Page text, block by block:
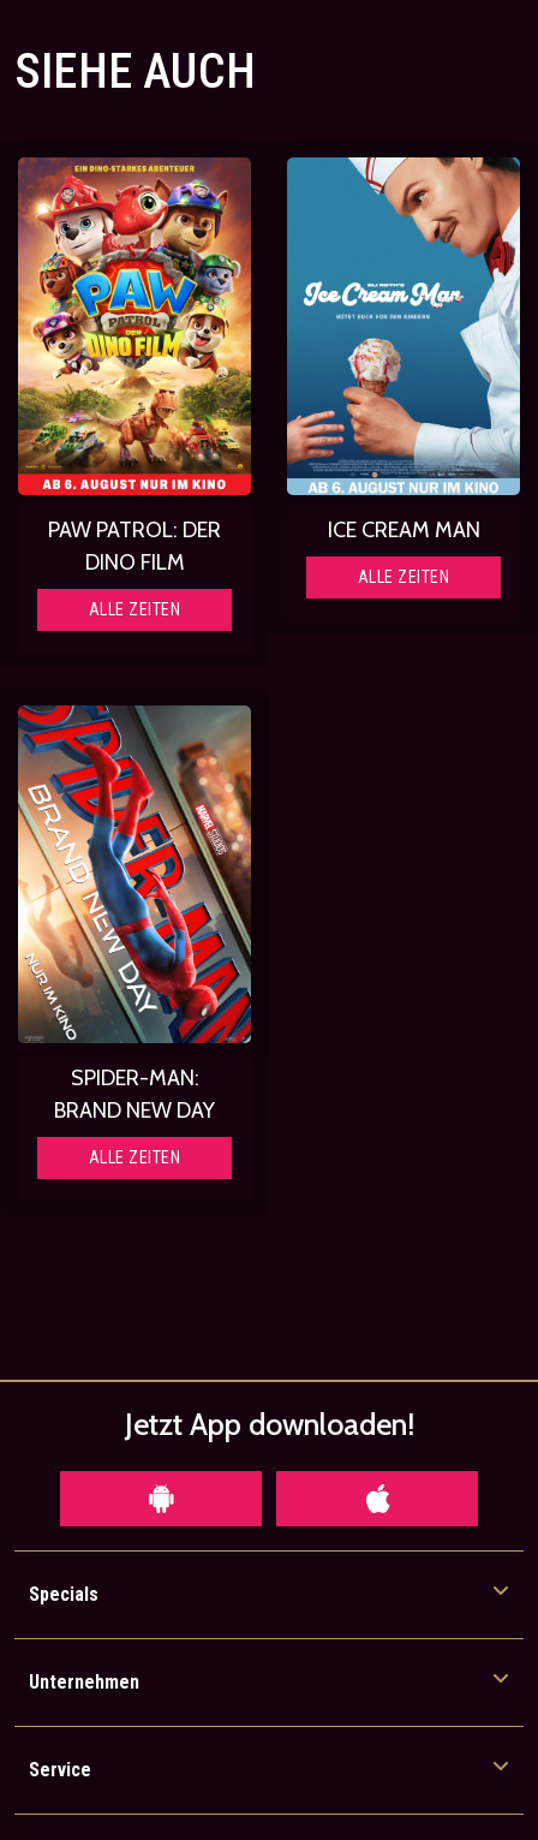
SIEHE AUCH
PAW PATROL: DER
DINO FILM
ALLE ZEITEN
ICE CREAM MAN
ALLE ZEITEN
SPIDER-MAN:
BRAND NEW DAY
ALLE ZEITEN
Jetzt App downloaden!
Specials
Unternehmen
Service